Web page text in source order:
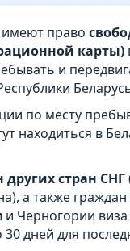
право
карты)
и
по месту
находиться в
стран СНГ
а также
Черногории
30 дней для